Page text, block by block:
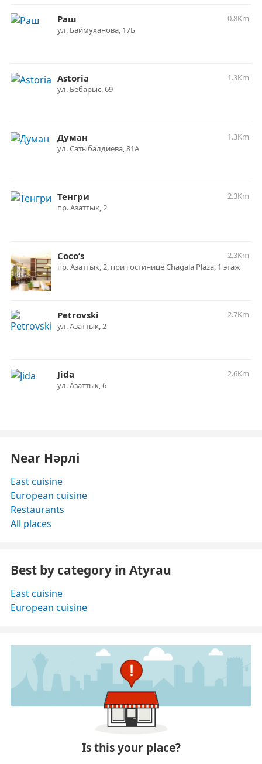
Раш
0.8Km
ул. Баймуханова, 17Б
Astoria
1.3Km
ул. Бебарыс, 69
Думан
1.3Km
ул. Сатыбалдиева, 81А
Тенгри
2.3Km
пр. Азаттык, 2
Coco’s
2.3Km
пр. Азаттык, 2, при гостинице Chagala Plaza, 1 этаж
Petrovski
2.7Km
ул. Азаттык, 2
Jida
2.6Km
ул. Азаттык, 6
Near Нәрлі
East cuisine
European cuisine
Restaurants
All places
Best by category in Atyrau
East cuisine
European cuisine
Is this your place?